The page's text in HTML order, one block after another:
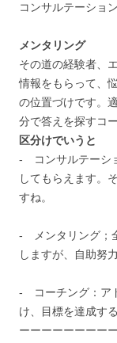
コンサルテーショ
メンタリング
その道の経験者、
情報をもらって、
の位置づけです。
分で答えを探すコ
区分けでいうと
- コンサルテーシ
してもらえます。
すね。
- メンタリング；
しますが、自助努
- コーチング：ア
け、目標を達成す
ーーーーーーーー